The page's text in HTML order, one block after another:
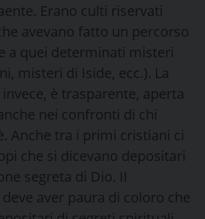
Erano culti riservati
avevano fatto un percorso
a quei determinati misteri
misteri di Iside, ecc.). La
è trasparente, aperta
nei confronti di chi
Anche tra i primi cristiani ci
che si dicevano depositari
segreta di Dio. Il
aver paura di coloro che